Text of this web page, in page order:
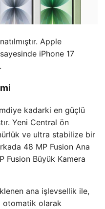
Apple
iPhone 17
kadarki en güçlü
Yeni Central ön
ve ultra stabilize bir
48 MP Fusion Ana
Fusion Büyük Kamera
ana işlevsellik ile,
otomatik olarak